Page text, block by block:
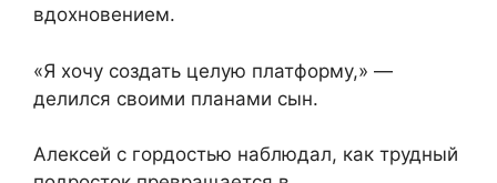
вдохновением.
«Я хочу создать целую платформу,» —
делился своими планами сын.
Алексей с гордостью наблюдал, как трудный